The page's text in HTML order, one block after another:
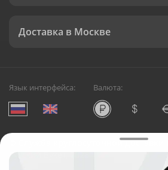
Доставка в Москве
Язык интерфейса: Валюта:
Служба круглосуточной доставки
Русский Букет, 2026